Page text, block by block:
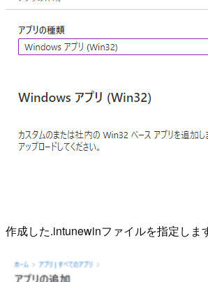
作成した.intunewinファイルを指定しま